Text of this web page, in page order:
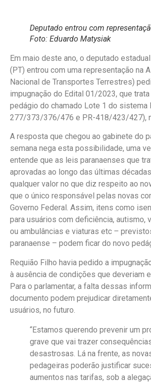
Deputado entrou com
Foto: Eduardo Matysiak
Em maio deste ano, o deputado
(PT) entrou com uma representação na
Nacional de Transportes Terrestres)
impugnação do Edital 01/2023, que
pedágio do chamado Lote 1 do sistema
277/373/376/476 e PR-418/423/427),
A resposta que chegou ao gabinete do
semana nega esta possibilidade, uma
entende que as leis paranaenses que
aprovadas ao longo das últimas
qualquer valor no que diz respeito ao
que o único responsável pelas novas
Governo Federal. Assim, itens como
para usuários com deficiência, autismo,
ou ambulâncias e viaturas etc –
paranaense – podem ficar do novo
Requião Filho havia pedido a
à ausência de condições que deveriam
Para o parlamentar, a falta dessas
documento podem prejudicar
usuários, no futuro.
“Estamos querendo prevenir um
grave que vai trazer
desastrosas. Lá na frente, as
pedageiras poderão justificar
aumentos nas tarifas, sob a